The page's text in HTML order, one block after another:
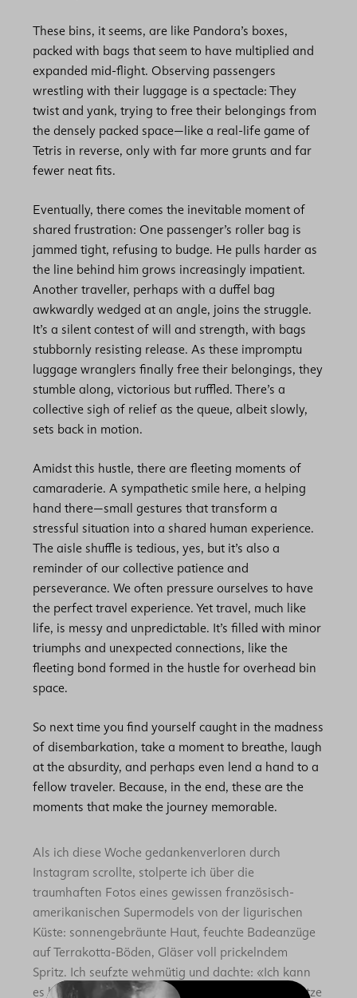
These bins, it seems, are like Pandora’s boxes,
packed with bags that seem to have multiplied and
expanded mid-flight. Observing passengers
wrestling with their luggage is a spectacle: They
twist and yank, trying to free their belongings from
the densely packed space—like a real-life game of
Tetris in reverse, only with far more grunts and far
fewer neat fits.
Eventually, there comes the inevitable moment of
shared frustration: One passenger’s roller bag is
jammed tight, refusing to budge. He pulls harder as
the line behind him grows increasingly impatient.
Another traveller, perhaps with a duffel bag
awkwardly wedged at an angle, joins the struggle.
It’s a silent contest of will and strength, with bags
stubbornly resisting release. As these impromptu
luggage wranglers finally free their belongings, they
stumble along, victorious but ruffled. There’s a
collective sigh of relief as the queue, albeit slowly,
sets back in motion.
Amidst this hustle, there are fleeting moments of
camaraderie. A sympathetic smile here, a helping
hand there—small gestures that transform a
stressful situation into a shared human experience.
The aisle shuffle is tedious, yes, but it’s also a
reminder of our collective patience and
perseverance. We often pressure ourselves to have
the perfect travel experience. Yet travel, much like
life, is messy and unpredictable. It’s filled with minor
triumphs and unexpected connections, like the
fleeting bond formed in the hustle for overhead bin
space.
So next time you find yourself caught in the madness
of disembarkation, take a moment to breathe, laugh
at the absurdity, and perhaps even lend a hand to a
fellow traveler. Because, in the end, these are the
moments that make the journey memorable.
Als ich diese Woche gedankenverloren durch
Instagram scrollte, stolperte ich über die
traumhaften Fotos eines gewissen französisch-
amerikanischen Supermodels von der ligurischen
Küste: sonnengebräunte Haut, feuchte Badeanzüge
auf Terrakotta-Böden, Gläser voll prickelndem
Spritz. Ich seufzte wehmütig und dachte: «Ich kann
es kaum erwarten, wieder zu reisen.» Doch nun sitze